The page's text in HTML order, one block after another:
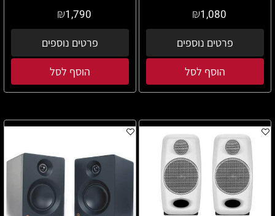
₪1,080
פרטים נוספים
הוסף לסל
₪1,790
פרטים נוספים
הוסף לסל